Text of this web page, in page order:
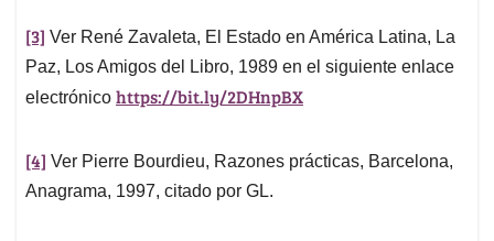
[3] Ver René Zavaleta, El Estado en América Latina, La
Paz, Los Amigos del Libro, 1989 en el siguiente enlace
electrónico https://bit.ly/2DHnpBX
[4] Ver Pierre Bourdieu, Razones prácticas, Barcelona,
Anagrama, 1997, citado por GL.